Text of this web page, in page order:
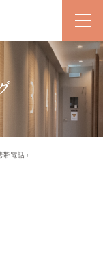
帯電話♪